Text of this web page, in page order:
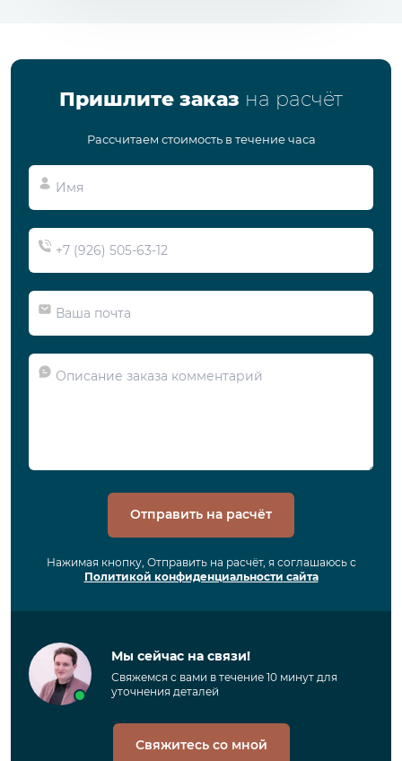
Пришлите заказ на расчёт
Рассчитаем стоимость в течение часа
Отправить на расчёт
Нажимая кнопку, Отправить на расчёт, я соглашаюсь с
Политикой конфиденциальности сайта
Мы сейчас на связи!
Свяжемся с вами в течение 10 минут для
уточнения деталей
Свяжитесь со мной